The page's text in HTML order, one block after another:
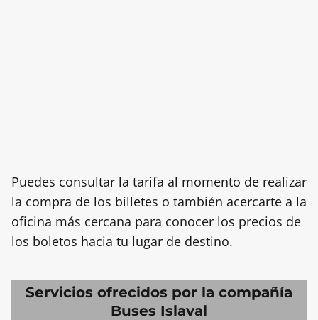
Puedes consultar la tarifa al momento de realizar
la compra de los billetes o también acercarte a la
oficina más cercana para conocer los precios de
los boletos hacia tu lugar de destino.
Servicios ofrecidos por la compañía
Buses Islaval